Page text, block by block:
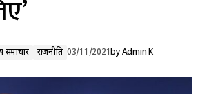
समाचार राजनीति 03/11/2021byAdmin K